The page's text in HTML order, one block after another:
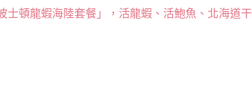
士頓龍蝦海陸套餐」，活龍蝦、活鮑魚、北海道干